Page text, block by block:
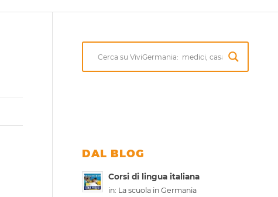
DAL BLOG
Corsi di lingua italiana
in: La scuola in Germania